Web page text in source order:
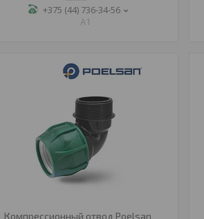
+375 (44) 736-34-56
A1
Компрессионный отвод Poelsan